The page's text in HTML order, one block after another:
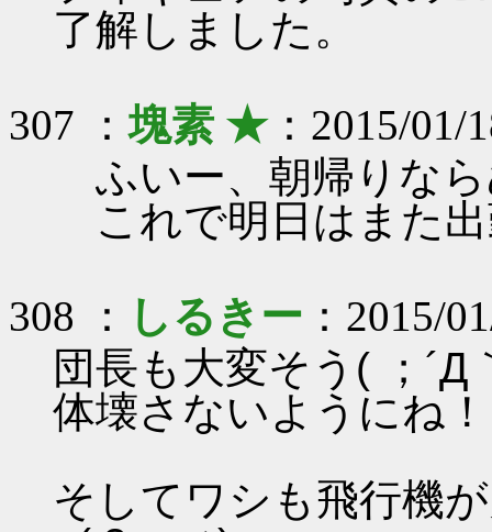
了解しました。
307 ：塊素 ★：2015/01/
ふいー、朝帰りな
これで明日はまた
308 ： しるきー ：2015/
団長も大変そう( ；´Д
体壊さないようにね！
そしてワシも飛行機